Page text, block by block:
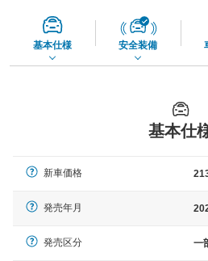
基本仕様 安全装備
基本仕
新車価格
発売年月
発売区分 一